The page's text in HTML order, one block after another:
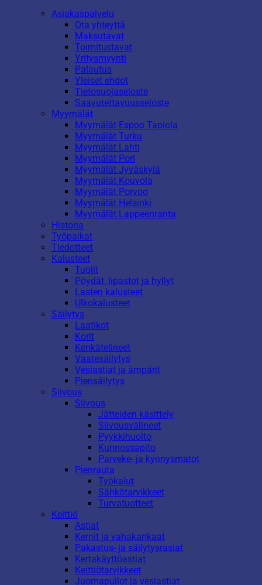
Asiakaspalvelu
Ota yhteyttä
Maksutavat
Toimitustavat
Yritysmyynti
Palautus
Yleiset ehdot
Tietosuojaseloste
Saavutettavuusseloste
Myymälät
Myymälät Espoo Tapiola
Myymälät Turku
Myymälät Lahti
Myymälät Pori
Myymälät Jyväskylä
Myymälät Kouvola
Myymälät Porvoo
Myymälät Helsinki
Myymälät Lappeenranta
Historia
Työpaikat
Tiedotteet
Kalusteet
Tuolit
Pöydät, lipastot ja hyllyt
Lasten kalusteet
Ulkokalusteet
Säilytys
Laatikot
Korit
Kenkätelineet
Vaatesäilytys
Vesiastiat ja ämpärit
Piensäilytys
Siivous
Siivous
Jätteiden käsittely
Siivousvälineet
Pyykkihuolto
Kunnossapito
Parveke- ja kynnysmatot
Pienrauta
Työkalut
Sähkötarvikkeet
Turvatuotteet
Keittiö
Astiat
Kernit ja vahakankaat
Pakastus- ja säilytysrasiat
Kertakäyttöastiat
Keittiötarvikkeet
Juomapullot ja vesiastiat